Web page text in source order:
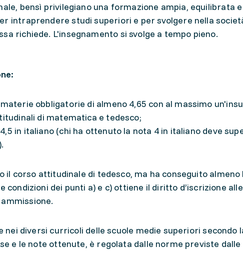
bensì privilegiano una formazione ampia, equilibrata
intraprendere studi superiori e per svolgere nella
richiede. L'insegnamento si svolge a tempo pieno.
obbligatorie di almeno 4,65 con al massimo
di matematica e tedesco;
in italiano (chi ha ottenuto la nota 4 in italiano deve
il corso attitudinale di tedesco, ma ha conseguito almeno
condizioni dei punti a) e c) ottiene il diritto d’iscrizione
nei diversi curricoli delle scuole medie superiori secondo
e le note ottenute, è regolata dalle norme previste dalle